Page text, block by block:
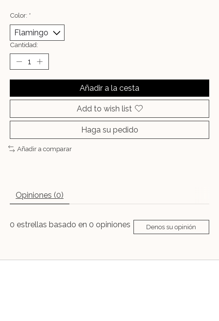
Color: *
Cantidad:
Añadir a la cesta
Add to wish list
Haga su pedido
Añadir a comparar
Opiniones (0)
0 estrellas basado en 0 opiniones Denos su opinión